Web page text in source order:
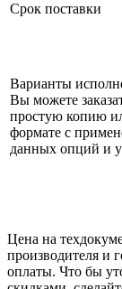
Срок поставки
Варианты
Вы можете
простую копию
формате с
данных опций и
Цена на
производителя и
оплаты. Что бы